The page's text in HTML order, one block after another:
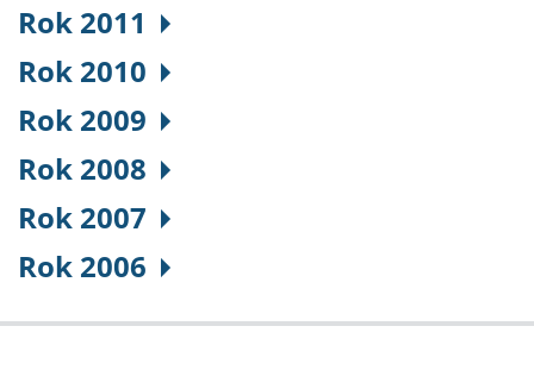
Rok 2011
Rok 2010
Rok 2009
Rok 2008
Rok 2007
Rok 2006